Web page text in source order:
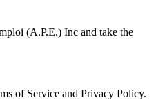
(A.P.E.) Inc and take the
of Service and Privacy Policy.